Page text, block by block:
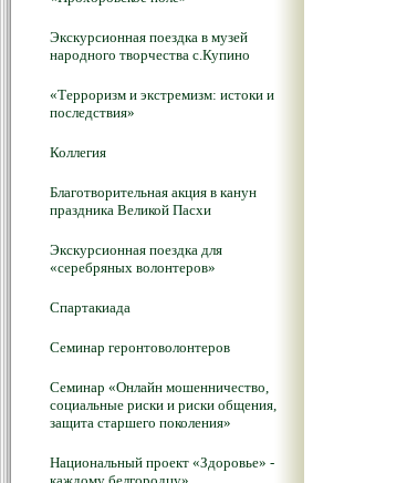
Экскурсионная поездка в музей
народного творчества с.Купино
«Терроризм и экстремизм: истоки и
последствия»
Коллегия
Благотворительная акция в канун
праздника Великой Пасхи
Экскурсионная поездка для
«серебряных волонтеров»
Спартакиада
Семинар геронтоволонтеров
Семинар «Онлайн мошенничество,
социальные риски и риски общения,
защита старшего поколения»
Национальный проект «Здоровье» -